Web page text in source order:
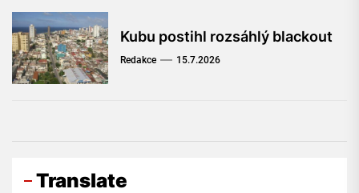
Kubu postihl rozsáhlý blackout
Redakce 15.7.2026
Translate